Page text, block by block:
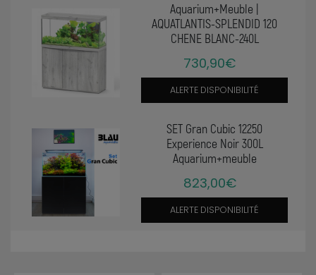
Aquarium+Meuble |
AQUATLANTIS-SPLENDID 120
CHENE BLANC-240L
730,90€
ALERTE DISPONIBILITÉ
SET Gran Cubic 12250
Experience Noir 300L
Aquarium+meuble
823,00€
ALERTE DISPONIBILITÉ